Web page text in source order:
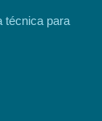
técnica para